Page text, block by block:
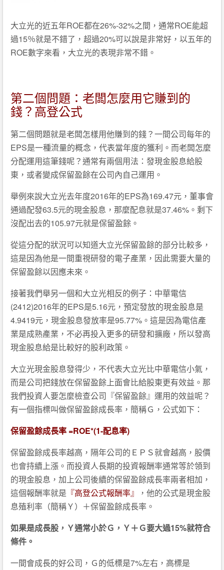
大立光的近五年ROE都在26%-32%之間，通常ROE能超
過15％就是不錯了，超過20%可以說是非常好，以五年的
ROE數字來看，大立光的表現非常不錯。
第二個問題：老闆怎麼用它賺到的
錢？高登公式
第二個問題就是老闆怎樣用他賺到的錢？一間公司每年的
EPS是一種流量的概念，代表當年度的獲利。而老闆怎麼
分配運用這筆錢呢？通常有兩個用法：發現金股息給股
東，或者變成保留盈餘在公司內自己運用。
舉例來說大立光去年度2016年的EPS為169.47元，董事會
通過配發63.5元的現金股息，那麼配息就是37.46%。剩下
沒配出去的105.97元就是保留盈餘。
從這分配的狀況可以知道大立光保留盈餘的部分比較多，
這是因為他是一間重視研發的電子產業，因此需要大量的
保留盈餘以因應未來。
接著我們舉另一個和大立光相反的例子：中華電信
(2412)2016年的EPS是5.16元，預定發放的現金股息是
4.9419元，現金股息發放率是95.77%。這是因為電信產
業是成熟產業，不必再投入更多的研發和擴廠，所以發高
現金股息給是比較好的股利政策。
大立光現金股息發得少，不代表大立光比中華電信小氣，
而是公司把錢放在保留盈餘上面會比給股東更有效益。那
我們投資人要怎麼檢查公司『保留盈餘』運用的效益呢？
有一個指標叫做保留盈餘成長率，簡稱Ｇ，公式如下：
保留盈餘成長率 =ROE*(1-配息率)
保留盈餘成長率越高，隔年公司的ＥＰＳ就會越高，股價
也會持續上漲。而投資人長期的投資報酬率通常等於領到
的現金股息，加上公司後續的保留盈餘成長率兩者相加，
這個報酬率就是 『高登公式報酬率』
，他的公式是現金股
息殖利率（簡稱Ｙ）＋保留盈餘成長率。
如果是成長股，Ｙ通常小於Ｇ，Ｙ＋Ｇ要大過15%就符合
條件。
一間會成長的好公司，Ｇ的低標是7%左右，高標是